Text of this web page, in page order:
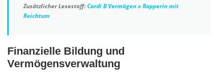
Zusätzlicher Lesestoff:Cardi B Vermögen » Rapperin mit
Reichtum
Finanzielle Bildung und
Vermögensverwaltung